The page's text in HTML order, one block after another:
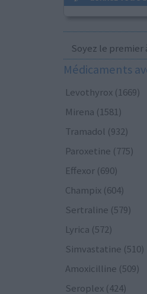
Soyez le premier
Médicaments
Levothyrox (1669)
Mirena (1581)
Tramadol (932)
Paroxetine (775)
Effexor (690)
Champix (604)
Sertraline (579)
Lyrica (572)
Simvastatine (510)
Amoxicilline (509)
Seroplex (424)